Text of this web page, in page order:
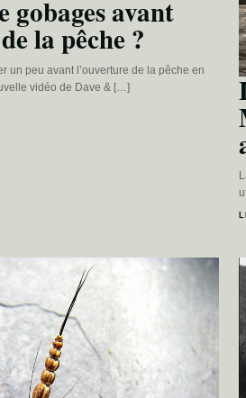
gobages avant
la pêche ?
un peu avant l’ouverture de la pêche en
vidéo de Dave & […]